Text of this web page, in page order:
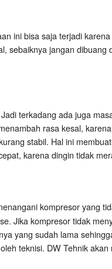
ini bisa saja terjadi
sebaiknya jangan dibuang
terkadang ada juga
rasa kesal,
stabil. Hal ini
karena dingin tidak
kompresor yang
Jika kompresor tidak
yang sudah lama
teknisi. DW Tehnik